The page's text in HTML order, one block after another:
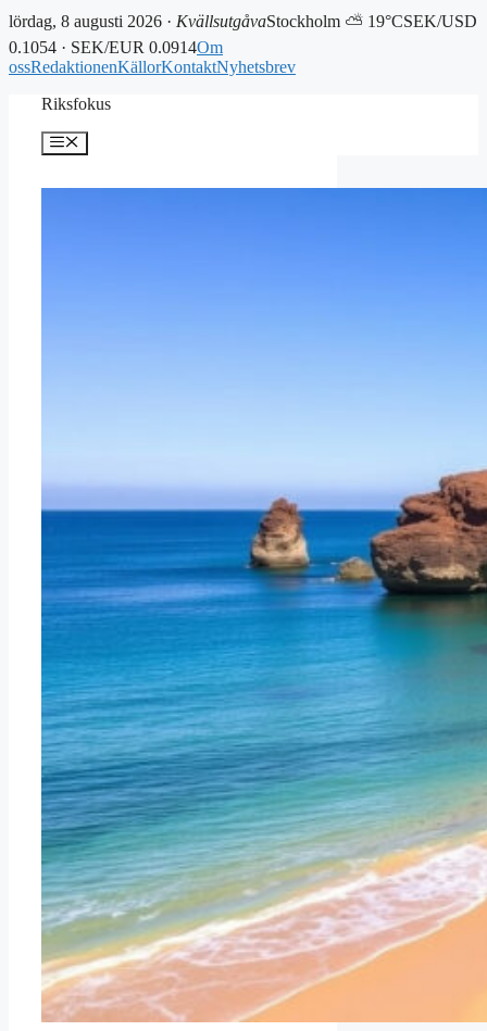
lördag, 8 augusti 2026 · KvällsutgåvaStockholm ⛅ 19°CSEK/USD
0.1054 · SEK/EUR 0.0914Om
ossRedaktionenKällorKontaktNyhetsbrev
Riksfokus
Meny